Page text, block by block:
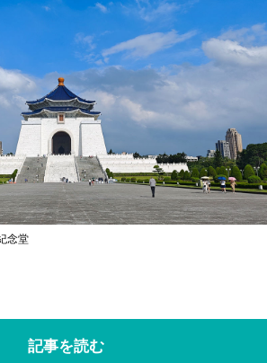
念堂
記事を読む